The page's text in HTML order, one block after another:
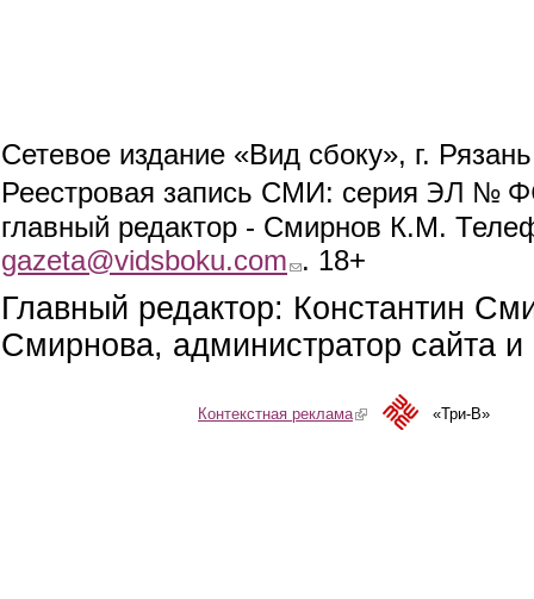
Сетевое издание «Вид сбоку», г.
Реестровая запись СМИ: серия ЭЛ №
главный редактор - Смирнов К.М.
gazeta@vidsboku.com (link sends e-mail)
. 18+
Главный редактор: Константин
Смирнова, администратор сайта
Контекстная реклама(link is external)«Три-В»